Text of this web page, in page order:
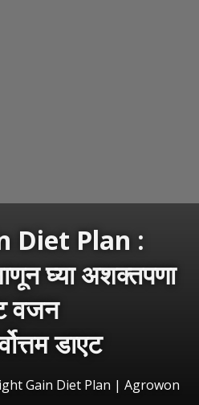
Diet Plan :
घ्या अशक्तपणा
वजन
डाएट
Gain Diet Plan | Agrowon